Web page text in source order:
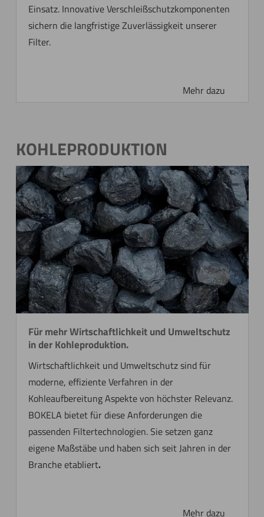
Einsatz. Innovative Verschleißschutzkomponenten
sichern die langfristige Zuverlässigkeit unserer
Filter.
KOHLEPRODUKTION
Für mehr Wirtschaftlichkeit und Umweltschutz
in der Kohleproduktion.
Wirtschaftlichkeit und Umweltschutz sind für
moderne, effiziente Verfahren in der
Kohleaufbereitung Aspekte von höchster Relevanz.
BOKELA bietet für diese Anforderungen die
passenden Filter­technologien. Sie setzen ganz
eigene Maßstäbe und haben sich seit Jahren in der
Branche etabliert.